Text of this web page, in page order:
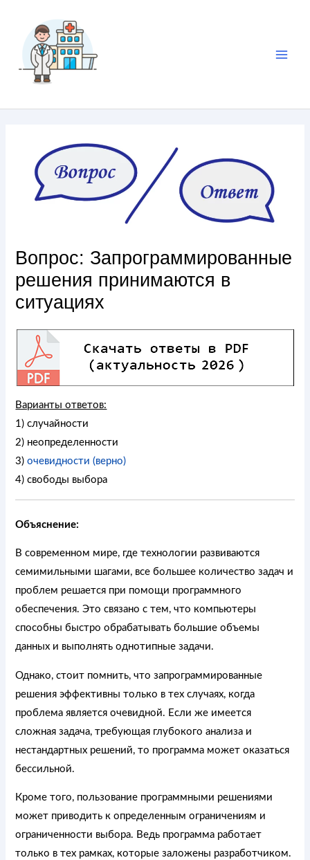
Вопрос: Запрограммированные
решения принимаются в
ситуациях
Варианты ответов:
1) случайности
2) неопределенности
3)очевидности (верно)
4) свободы выбора
Объяснение:
В современном мире, где технологии развиваются
семимильными шагами, все большее количество задач и
проблем решается при помощи программного
обеспечения. Это связано с тем, что компьютеры
способны быстро обрабатывать большие объемы
данных и выполнять однотипные задачи.
Однако, стоит помнить, что запрограммированные
решения эффективны только в тех случаях, когда
проблема является очевидной. Если же имеется
сложная задача, требующая глубокого анализа и
нестандартных решений, то программа может оказаться
бессильной.
Кроме того, пользование программными решениями
может приводить к определенным ограничениям и
ограниченности выбора. Ведь программа работает
только в тех рамках, которые заложены разработчиком.